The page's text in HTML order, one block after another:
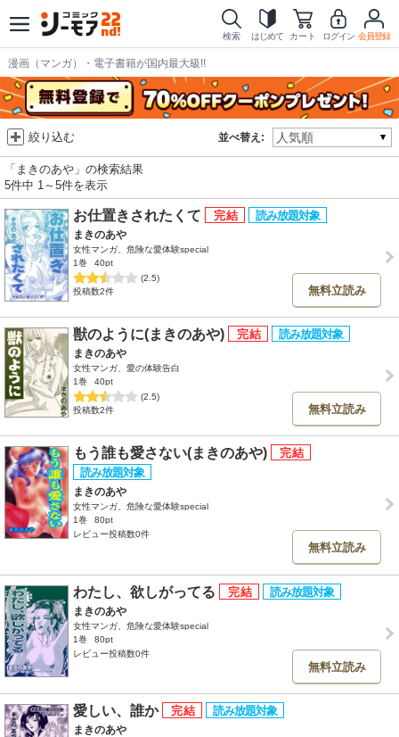
検索 はじめて カート ログイン 会員登録
漫画（マンガ）・電子書籍が国内最大級!!
並べ替え:
絞り込む
「まきのあや」の検索結果
5件中 1～5件を表示
お仕置きされたくて
まきのあや
女性マンガ、危険な愛体験special
1巻
40pt
(2.5)
投稿数2件
無料立読み
獣のように(まきのあや)
まきのあや
女性マンガ、愛の体験告白
1巻
40pt
(2.5)
投稿数2件
無料立読み
もう誰も愛さない(まきのあや)
まきのあや
女性マンガ、危険な愛体験special
1巻
80pt
レビュー投稿数0件
無料立読み
わたし、欲しがってる
まきのあや
女性マンガ、危険な愛体験special
1巻
80pt
レビュー投稿数0件
無料立読み
愛しい、誰か
まきのあや